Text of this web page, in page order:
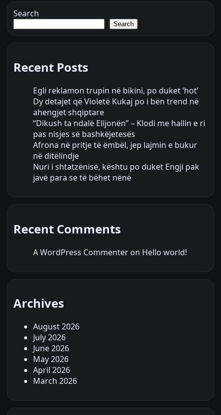
Search
Search
Recent Posts
Egli reklamon trupin në bikini, po duket ‘hot’
Dy detajet që Violetë Kukaj po i bën trend në
ahengjet shqiptare
“Dikush ta ndalë Elijonën” – Klodi me hallin e ri
pas nisjes së bashkëjetesës
Afrona në pritje të ëmbël, jep lajmin e bukur
në ditëlindje
Nuri i shtatzënisë, kështu po duket Engji pak
javë para se të bëhet nënë
Recent Comments
A WordPress Commenter on Hello world!
Archives
August 2026
July 2026
June 2026
May 2026
April 2026
March 2026